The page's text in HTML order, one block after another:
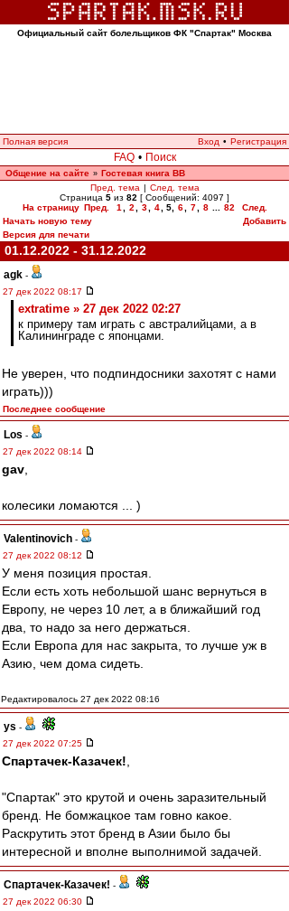
Официальный сайт болельщиков ФК "Спартак" Москва
Полная версия Вход • Регистрация
FAQ • Поиск
Общение на сайте » Гостевая книга ВВ
Пред. тема | След. тема
Страница 5 из 82 [ Сообщений: 4097 ]
На страницу Пред. 1 2 3 4 5, 6 7 8 82
След.
Начать новую тему
Добавить
Версия для печати
01.12.2022 - 31.12.2022
agk -
27 дек 2022 08:17
extratime » 27 дек 2022 02:27
к примеру там играть с австралийцами, а в
Калининграде с японцами.
Не уверен, что подпиндосники захотят с нами
играть)))
Последнее сообщение
Los -
27 дек 2022 08:14
gav
колесики ломаются ... )
Valentinovich -
27 дек 2022 08:12
У меня позиция простая.
Если есть хоть небольшой шанс вернуться в
Европу, не через 10 лет, а в ближайший год
два, то надо за него держаться.
Если Европа для нас закрыта, то лучше уж в
Азию, чем дома сидеть.
Редактировалось 27 дек 2022 08:16
ys -
27 дек 2022 07:25
Спартачек-Казачек!
"Спартак" это крутой и очень заразительный
бренд. Не бомжацкое там говно какое.
Раскрутить этот бренд в Азии было бы
интересной и вполне выполнимой задачей.
Спартачек-Казачек! -
27 дек 2022 06:30